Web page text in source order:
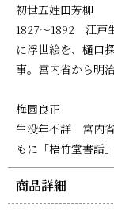
初世五姓田芳柳
1827～1892 江戸
に浮世絵を、樋口
事。宮内省から明
梅園良正
生没年不詳 宮内
もに「梧竹堂書話
商品詳細